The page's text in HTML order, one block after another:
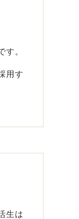
す。
用す
が基
生は